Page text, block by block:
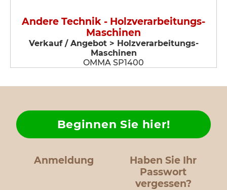
Andere Technik - Holzverarbeitungs-
Maschinen
Verkauf / Angebot > Holzverarbeitungs-
Maschinen
OMMA SP1400
Anmeldung
Haben Sie Ihr
Passwort
vergessen?
Beginnen Sie hier!